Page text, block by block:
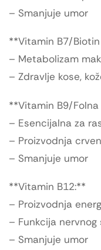
– Smanjuje umor
**Vitamin B7/Biotin
– Metabolizam
– Zdravlje kose,
**Vitamin B9/Folna
– Esencijalna za
– Proizvodnja
– Smanjuje umor
**Vitamin B12:**
– Proizvodnja
– Funkcija
– Smanjuje umor